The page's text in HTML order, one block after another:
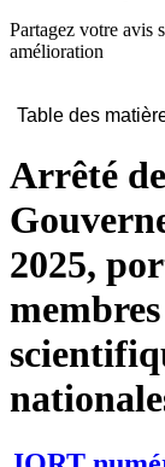
Partagez votre avis
amélioration
Table des
Arrêté
2025,